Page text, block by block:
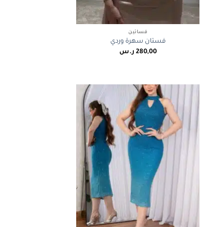
فساتين
فستان سهرة وردي
280,00 ر.س
+